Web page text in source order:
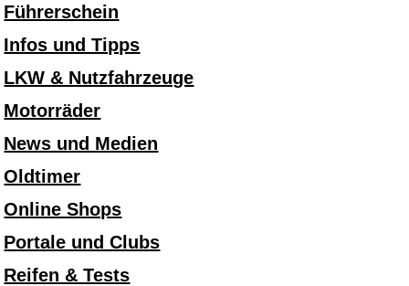
Führerschein
Infos und Tipps
LKW & Nutzfahrzeuge
Motorräder
News und Medien
Oldtimer
Online Shops
Portale und Clubs
Reifen & Tests